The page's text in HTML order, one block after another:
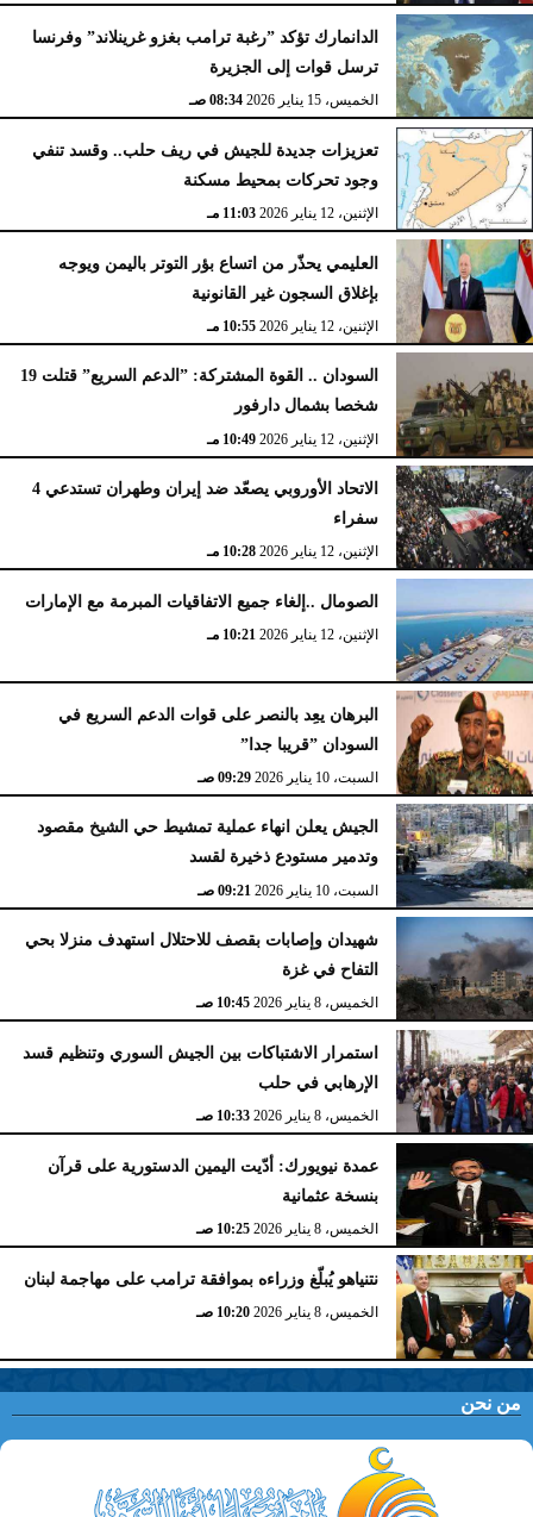
الدانمارك تؤكد ”رغبة ترامب بغزو غرينلاند” وفرنسا
ترسل قوات إلى الجزيرة
الخميس، 15 يناير 2026 08:34 صـ
تعزيزات جديدة للجيش في ريف حلب.. وقسد تنفي
وجود تحركات بمحيط مسكنة
الإثنين، 12 يناير 2026 11:03 مـ
العليمي يحذّر من اتساع بؤر التوتر باليمن ويوجه
بإغلاق السجون غير القانونية
الإثنين، 12 يناير 2026 10:55 مـ
السودان .. القوة المشتركة: ”الدعم السريع” قتلت 19
شخصا بشمال دارفور
الإثنين، 12 يناير 2026 10:49 مـ
الاتحاد الأوروبي يصعّد ضد إيران وطهران تستدعي 4
سفراء
الإثنين، 12 يناير 2026 10:28 مـ
الصومال ..إلغاء جميع الاتفاقيات المبرمة مع الإمارات
الإثنين، 12 يناير 2026 10:21 مـ
البرهان يعِد بالنصر على قوات الدعم السريع في
السودان ”قريبا جدا”
السبت، 10 يناير 2026 09:29 صـ
الجيش يعلن انهاء عملية تمشيط حي الشيخ مقصود
وتدمير مستودع ذخيرة لقسد
السبت، 10 يناير 2026 09:21 صـ
شهيدان وإصابات بقصف للاحتلال استهدف منزلا بحي
التفاح في غزة
الخميس، 8 يناير 2026 10:45 صـ
استمرار الاشتباكات بين الجيش السوري وتنظيم قسد
الإرهابي في حلب
الخميس، 8 يناير 2026 10:33 صـ
عمدة نيويورك: أدّيت اليمين الدستورية على قرآن
بنسخة عثمانية
الخميس، 8 يناير 2026 10:25 صـ
نتنياهو يُبلّغ وزراءه بموافقة ترامب على مهاجمة لبنان
الخميس، 8 يناير 2026 10:20 صـ
من نحن